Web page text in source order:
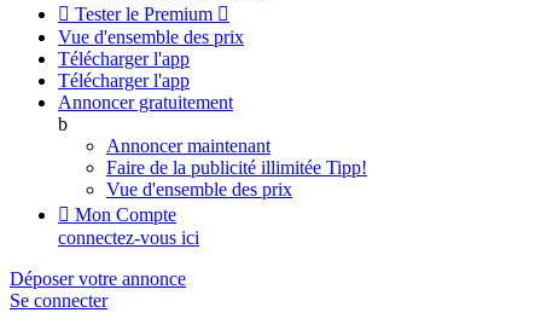
 Tester le Premium 
Vue d'ensemble des prix
Télécharger l'app
Télécharger l'app
Annoncer gratuitement
b
Annoncer maintenant
Faire de la publicité illimitée Tipp!
Vue d'ensemble des prix
 Mon Compte
connectez-vous ici
Déposer votre annonce
Se connecter